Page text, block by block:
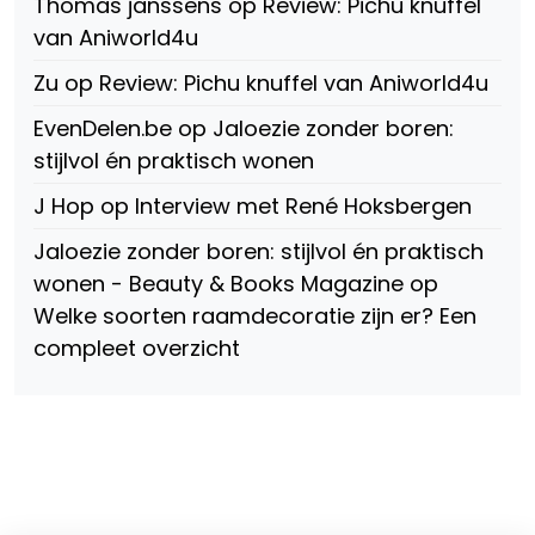
Facebook
van Aniworld4u
Zu op Review: Pichu knuffel van Aniworld4u
EvenDelen.be op Jaloezie zonder boren:
stijlvol én praktisch wonen
J Hop op Interview met René Hoksbergen
Jaloezie zonder boren: stijlvol én praktisch
wonen - Beauty & Books Magazine op
Welke soorten raamdecoratie zijn er? Een
compleet overzicht